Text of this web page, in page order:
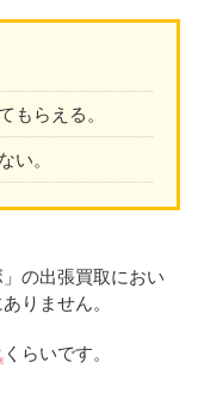
もらえる。
い。
の出張買取におい
りません。
くらいです。